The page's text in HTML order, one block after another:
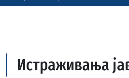
Истраживања